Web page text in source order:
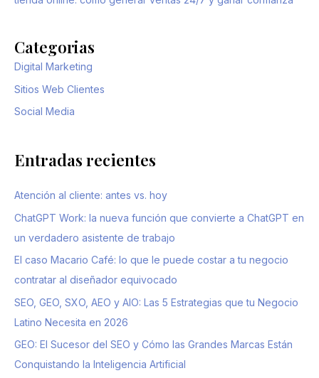
Categorias
Digital Marketing
Sitios Web Clientes
Social Media
Entradas recientes
Atención al cliente: antes vs. hoy
ChatGPT Work: la nueva función que convierte a ChatGPT en
un verdadero asistente de trabajo
El caso Macario Café: lo que le puede costar a tu negocio
contratar al diseñador equivocado
SEO, GEO, SXO, AEO y AIO: Las 5 Estrategias que tu Negocio
Latino Necesita en 2026
GEO: El Sucesor del SEO y Cómo las Grandes Marcas Están
Conquistando la Inteligencia Artificial